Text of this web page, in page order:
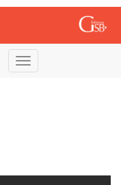
Toggle
navigation